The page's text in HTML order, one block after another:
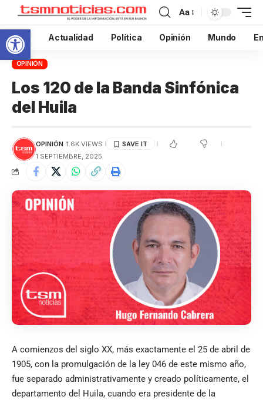
Abrir barra de herramientas
Aa
Inicio Actualidad Política Opinión Mundo
OPINIÓN
Los 120 de la Banda Sinfónica
del Huila
OPINIÓN 1.6K VIEWS
1 SEPTIEMBRE, 2025
A comienzos del siglo XX, más exactamente el 25 de abril de
1905, con la promulgación de la ley 046 de este mismo año,
fue separado administrativamente y creado políticamente, el
departamento del Huila, cuando era presidente de la